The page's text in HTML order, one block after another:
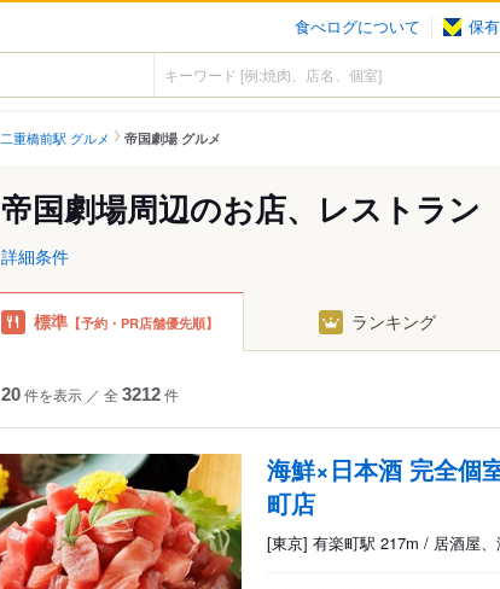
食べログについて 保
二重橋前駅 グルメ 帝国劇場 グルメ
帝国劇場周辺のお店、レストラン
詳細条件
標準 【予約・PR店舗優先順】 ランキング
20件を表示 ／ 全 3212件
海鮮×日本酒 完全個
町店
[東京] 有楽町駅 217m / 居酒屋